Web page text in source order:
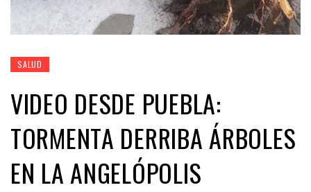
SALUD
VIDEO DESDE PUEBLA:
TORMENTA DERRIBA ÁRBOLES
EN LA ANGELÓPOLIS